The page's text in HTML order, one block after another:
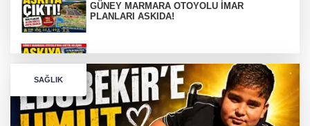
GÜNEY MARMARA OTOYOLU İMAR
PLANLARI ASKIDA!
PLANLARI ASKIDA!
256 PARÇA ESER ELE GEÇİRİLDİ
SAĞLIK